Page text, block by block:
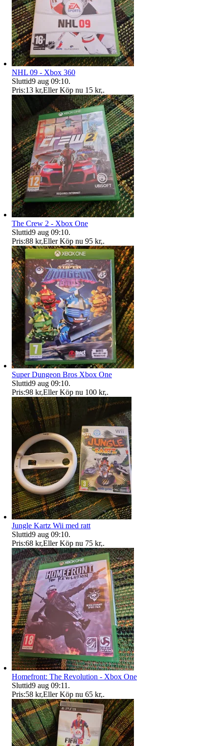
NHL 09 - Xbox 360
Sluttid9 aug 09:10.
Pris:13 kr,Eller Köp nu 15 kr,.
The Crew 2 - Xbox One
Sluttid9 aug 09:10.
Pris:88 kr,Eller Köp nu 95 kr,.
Super Dungeon Bros Xbox One
Sluttid9 aug 09:10.
Pris:98 kr,Eller Köp nu 100 kr,.
Jungle Kartz Wii med ratt
Sluttid9 aug 09:10.
Pris:68 kr,Eller Köp nu 75 kr,.
Homefront: The Revolution - Xbox One
Sluttid9 aug 09:11 .
Pris:58 kr,Eller Köp nu 65 kr,.